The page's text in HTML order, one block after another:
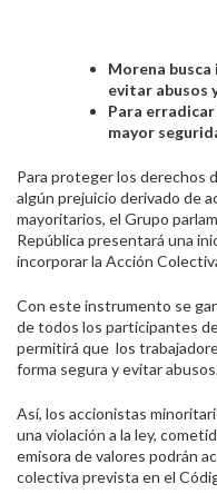
Morena
evitar abusos
Para
mayor
Para proteger los derechos
algún prejuicio derivado de
mayoritarios, el Grupo
República presentará una
incorporar la Acción
Con este instrumento se
de todos los participantes
permitirá que los
forma segura y evitar
Así, los accionistas
una violación a la ley,
emisora de valores podrán
colectiva prevista en el